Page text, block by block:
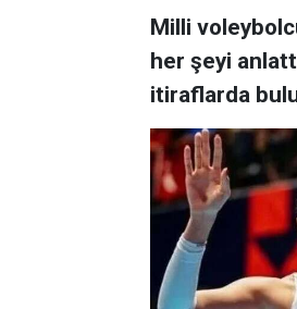
Milli
her şeyi
itiraflarda